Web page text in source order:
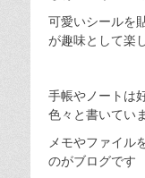
可愛いシールを
が趣味として楽
手帳やノートは
色々と書いてい
メモやファイル
のがブログです